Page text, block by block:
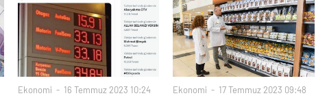
Ekonomi 16 Temmuz 2023 10:24 Ekonomi 17 Temmuz 2023 09:48